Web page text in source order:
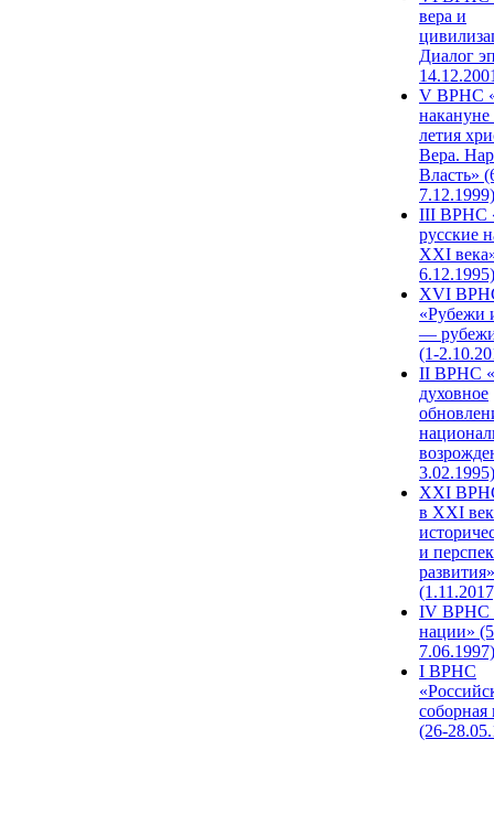
вера и
Диалог
V ВРНС
накануне
летия
Вера.
Власть»
7.12.1999)
III ВРНС
русские
XXI
6.12.1995)
XVI
«Рубежи
—
(1-
II ВРНС
духовное
3.02.1995)
XХI
в XXI
и
развития»
IV ВРНС
нации»
7.06.1997)
I ВРНС
(26-